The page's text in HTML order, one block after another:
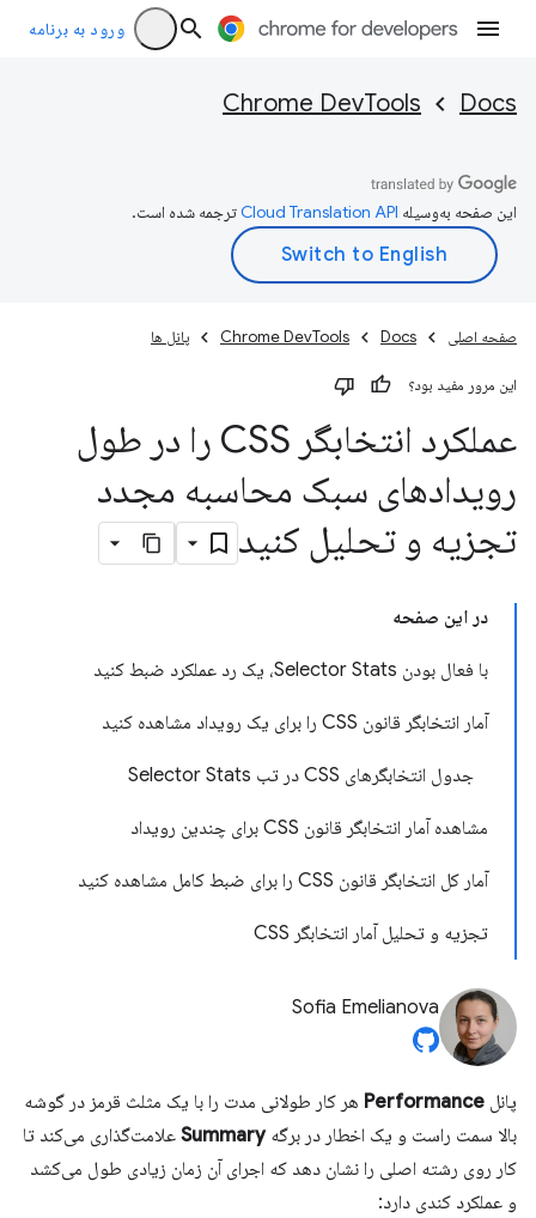
ورود به برنامه
Docs
Chrome DevTools
این صفحه به‌وسیله ترجمه شده است.
صفحه اصلی Docs
Chrome DevTools پانل ها
این مرور مفید بود؟
عملکرد انتخابگر CSS را در طول
رویدادهای سبک محاسبه مجدد
تجزیه و تحلیل کنید
در این صفحه
با فعال بودن Selector Stats، یک رد عملکرد ضبط کنید
آمار انتخابگر قانون CSS را برای یک رویداد مشاهده کنید
جدول انتخابگرهای CSS در تب Selector Stats
مشاهده آمار انتخابگر قانون CSS برای چندین رویداد
آمار کل انتخابگر قانون CSS را برای ضبط کامل مشاهده کنید
تجزیه و تحلیل آمار انتخابگر CSS
Sofia Emelianova
پانل Performance هر کار طولانی مدت را با یک مثلث قرمز در گوشه
بالا سمت راست و یک اخطار در برگهSummary علامت‌گذاری می‌کند تا
کار روی رشته اصلی را نشان دهد که اجرای آن زمان زیادی طول می‌کشد
و عملکرد کندی دارد: